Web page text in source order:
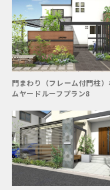
門まわり（フレーム付門柱）
ムヤードルーフプラン8